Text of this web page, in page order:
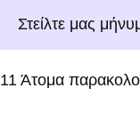
Στείλτε μας
11 Άτομα